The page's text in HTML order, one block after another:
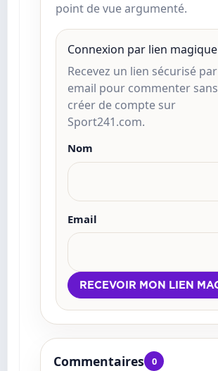
point de vue argumenté.
Connexion par lien magique
Recevez un lien sécurisé par
email pour commenter sans
créer de compte sur
Sport241.com.
Nom
Email
Commentaires 0